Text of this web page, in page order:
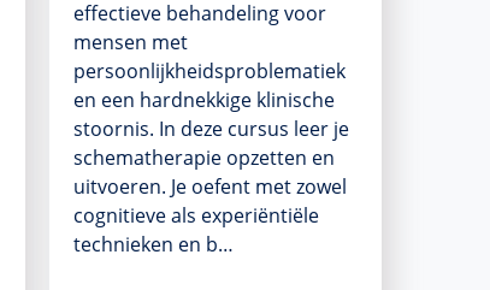
effectieve behandeling voor
mensen met
persoonlijkheidsproblematiek
en een hardnekkige klinische
stoornis. In deze cursus leer je
schematherapie opzetten en
uitvoeren. Je oefent met zowel
cognitieve als experiëntiële
technieken en b…